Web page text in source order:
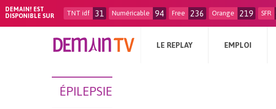
DEMAIN! EST
DISPONIBLE SUR
TNT idf 31 Numéricable 94 Free 236 Orange 219 SFR
LE REPLAY EMPLOI
ÉPILEPSIE